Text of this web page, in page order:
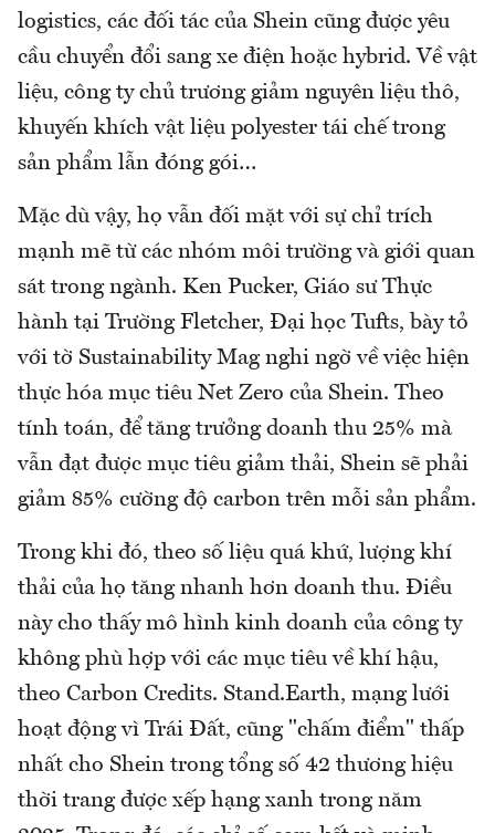
logistics, các đối tác của Shein cũng được yêu
cầu chuyển đổi sang xe điện hoặc hybrid. Về vật
liệu, công ty chủ trương giảm nguyên liệu thô,
khuyến khích vật liệu polyester tái chế trong
sản phẩm lẫn đóng gói…
Mặc dù vậy, họ vẫn đối mặt với sự chỉ trích
mạnh mẽ từ các nhóm môi trường và giới quan
sát trong ngành. Ken Pucker, Giáo sư Thực
hành tại Trường Fletcher, Đại học Tufts, bày tỏ
với tờ Sustainability Mag nghi ngờ về việc hiện
thực hóa mục tiêu Net Zero của Shein. Theo
tính toán, để tăng trưởng doanh thu 25% mà
vẫn đạt được mục tiêu giảm thải, Shein sẽ phải
giảm 85% cường độ carbon trên mỗi sản phẩm.
Trong khi đó, theo số liệu quá khứ, lượng khí
thải của họ tăng nhanh hơn doanh thu. Điều
này cho thấy mô hình kinh doanh của công ty
không phù hợp với các mục tiêu về khí hậu,
theo Carbon Credits. Stand.Earth, mạng lưới
hoạt động vì Trái Đất, cũng "chấm điểm" thấp
nhất cho Shein trong tổng số 42 thương hiệu
thời trang được xếp hạng xanh trong năm